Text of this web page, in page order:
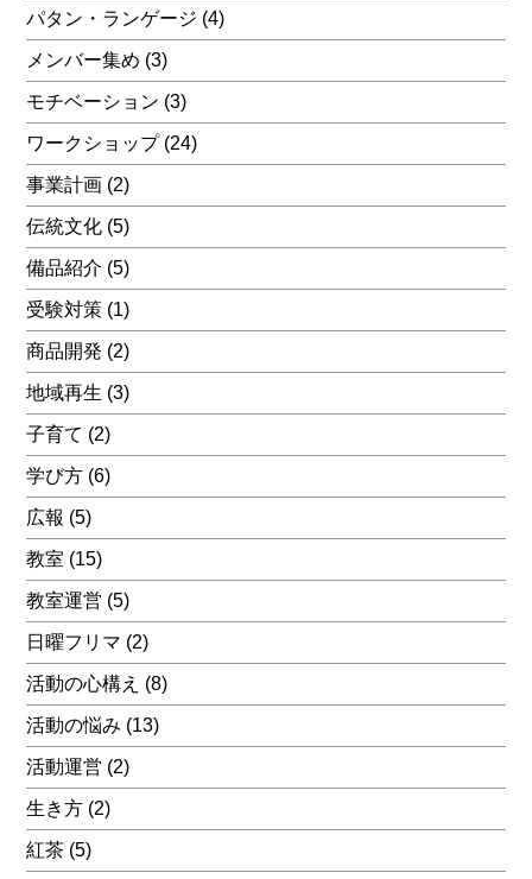
パタン・ランゲージ (4)
メンバー集め (3)
モチベーション (3)
ワークショップ(24)
事業計画 (2)
伝統文化 (5)
備品紹介 (5)
受験対策 (1)
商品開発 (2)
地域再生 (3)
子育て (2)
学び方 (6)
広報 (5)
教室 (15)
教室運営 (5)
日曜フリマ (2)
活動の心構え (8)
活動の悩み (13)
活動運営 (2)
生き方 (2)
紅茶 (5)